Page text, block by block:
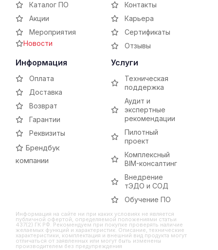
Каталог ПО
Акции
Мероприятия
Новости
Контакты
Карьера
Сертификаты
Отзывы
Информация
Оплата
Доставка
Возврат
Гарантии
Реквизиты
Брендбук
компании
Услуги
Техническая
поддержка
Аудит и
экспертные
рекомендации
Пилотный
проект
Комплексный
BIM-консалтинг
Внедрение
тЭДО и СОД
Обучение ПО
Информация на сайте ни при каких условиях не является
публичной офертой, определяемой положениями статьи
437(2) ГК РФ. Рекомендуем при покупке проверять наличие
желаемых функций и характеристик. Описание, технические
характеристики, комплектация и внешний вид продукта могут
отличаться от заявленных или могут быть изменены
производителем без предупреждения